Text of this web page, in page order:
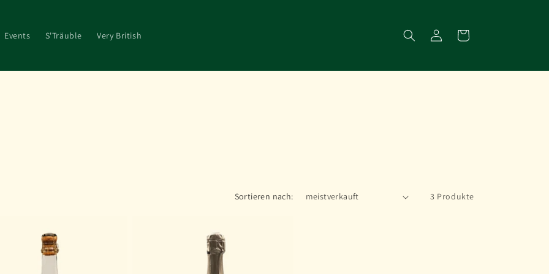
Events S'Träuble Very British EinloggenWarenkorb
Sortieren nach: 3 Produkte